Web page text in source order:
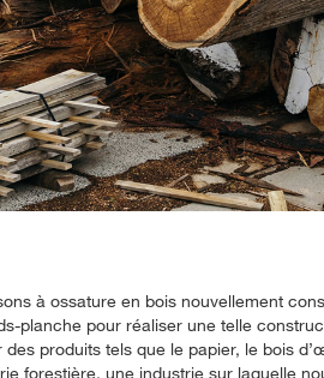
à ossature en bois nouvellement
planche pour réaliser une telle
des produits tels que le papier, le bois
forestière, une industrie sur laquelle